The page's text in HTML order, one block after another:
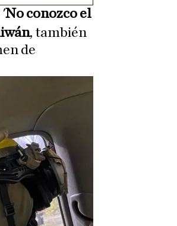
'No conozco el
, también
de